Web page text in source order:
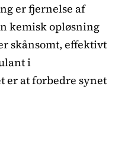
er fjernelse af
kemisk opløsning
skånsomt, effektivt
i
er at forbedre synet